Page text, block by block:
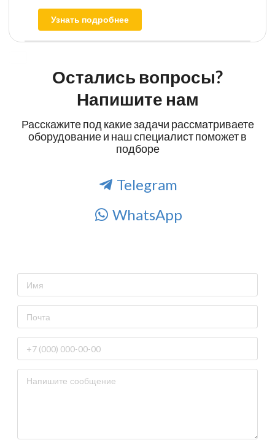
Узнать подробнее
Остались вопросы?
Напишите нам
Расскажите под какие задачи рассматриваете
оборудование и наш специалист поможет в
подборе
Telegram
WhatsApp